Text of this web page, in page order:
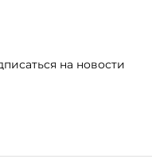
на новости